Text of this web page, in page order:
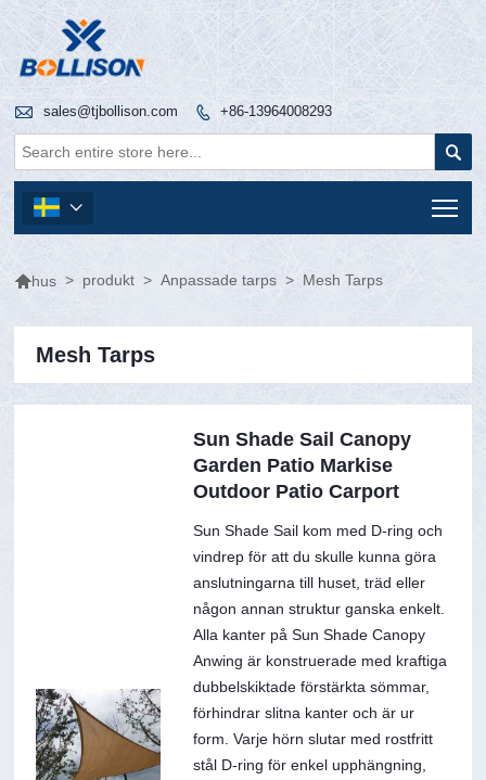
 sales@tjbollison.com  +86-13964008293


hus > produkt > Anpassade tarps > Mesh Tarps
Mesh Tarps
Sun Shade Sail Canopy
Garden Patio Markise
Outdoor Patio Carport
Sun Shade Sail kom med D-ring och
vindrep för att du skulle kunna göra
anslutningarna till huset, träd eller
någon annan struktur ganska enkelt.
Alla kanter på Sun Shade Canopy
Anwing är konstruerade med kraftiga
dubbelskiktade förstärkta sömmar,
förhindrar slitna kanter och är ur
form. Varje hörn slutar med rostfritt
stål D-ring för enkel upphängning,